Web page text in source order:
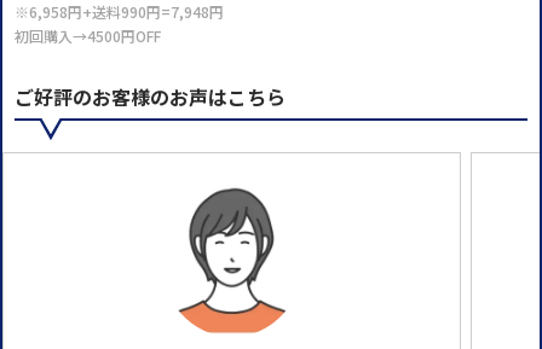
※6,958円+送料990円=7,948円
初回購入→4500円OFF
ご好評のお客様のお声はこちら